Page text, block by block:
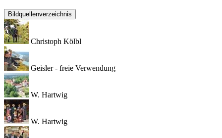
Bildquellenverzeichnis
Christoph Kölbl
Geisler - freie Verwendung
W. Hartwig
W. Hartwig